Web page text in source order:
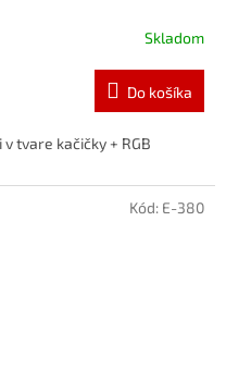
Skladom
Do košíka
tvare kačičky + RGB
Kód: E-380